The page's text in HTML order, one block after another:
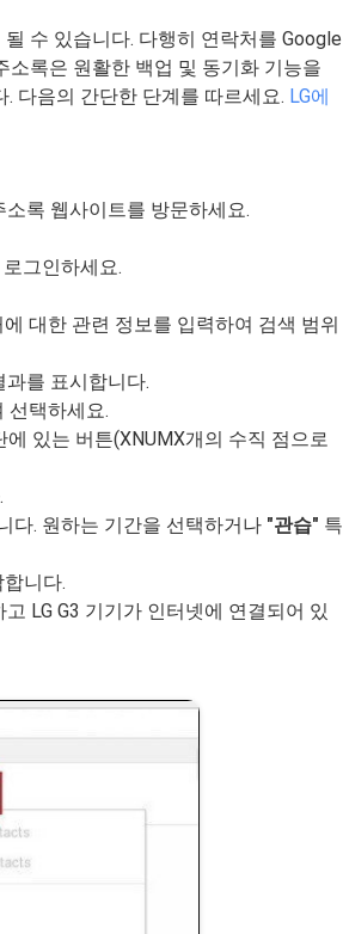
수 있습니다. 다행히 연락처를 Google
소록은 원활한 백업 및 동기화 기능을
다음의 간단한 단계를 따르세요. LG에
록 웹사이트를 방문하세요.
그인하세요.
대한 관련 정보를 입력하여 검색 범위
를 표시합니다.
선택하세요.
에 있는 버튼(XNUMX개의 수직 점으로
다. 원하는 기간을 선택하거나 "관습" 특
니다.
LG G3 기기가 인터넷에 연결되어 있